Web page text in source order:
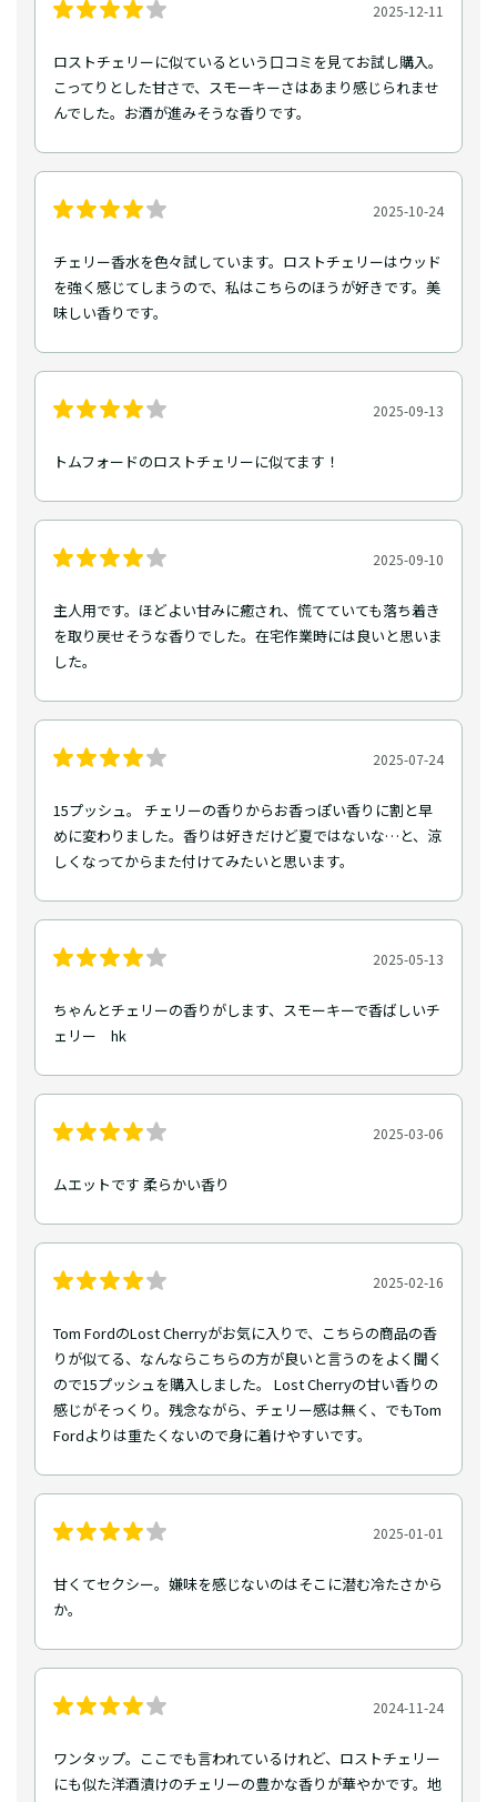
2025-12-11
ロストチェリーに似ているという口コミを見てお試し購入。
こってりとした甘さで、スモーキーさはあまり感じられませ
んでした。お酒が進みそうな香りです。
2025-10-24
チェリー香水を色々試しています。ロストチェリーはウッド
を強く感じてしまうので、私はこちらのほうが好きです。美
味しい香りです。
2025-09-13
トムフォードのロストチェリーに似てます！
2025-09-10
主人用です。ほどよい甘みに癒され、慌てていても落ち着き
を取り戻せそうな香りでした。在宅作業時には良いと思いま
した。
2025-07-24
15プッシュ。 チェリーの香りからお香っぽい香りに割と早
めに変わりました。香りは好きだけど夏ではないな…と、涼
しくなってからまた付けてみたいと思います。
2025-05-13
ちゃんとチェリーの香りがします、スモーキーで香ばしいチ
ェリー hk
2025-03-06
ムエットです 柔らかい香り
2025-02-16
Tom FordのLost Cherryがお気に入りで、こちらの商品の香
りが似てる、なんならこちらの方が良いと言うのをよく聞く
ので15プッシュを購入しました。 Lost Cherryの甘い香りの
感じがそっくり。残念ながら、チェリー感は無く、でもTom
Fordよりは重たくないので身に着けやすいです。
2025-01-01
甘くてセクシー。嫌味を感じないのはそこに潜む冷たさから
か。
2024-11-24
ワンタップ。ここでも言われているけれど、ロストチェリー
にも似た洋酒漬けのチェリーの豊かな香りが華やかです。地